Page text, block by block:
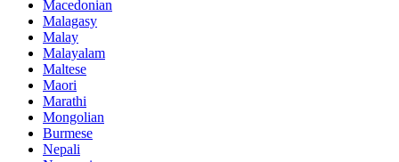
Macedonian
Malagasy
Malay
Malayalam
Maltese
Maori
Marathi
Mongolian
Burmese
Nepali